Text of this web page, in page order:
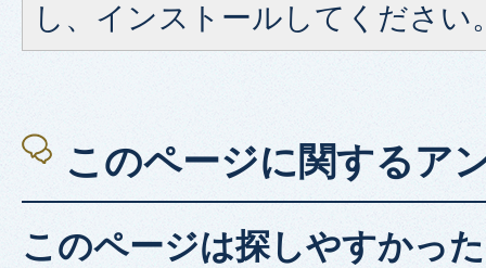
し、インストールしてください
このページに関するア
このページは探しやすかっ